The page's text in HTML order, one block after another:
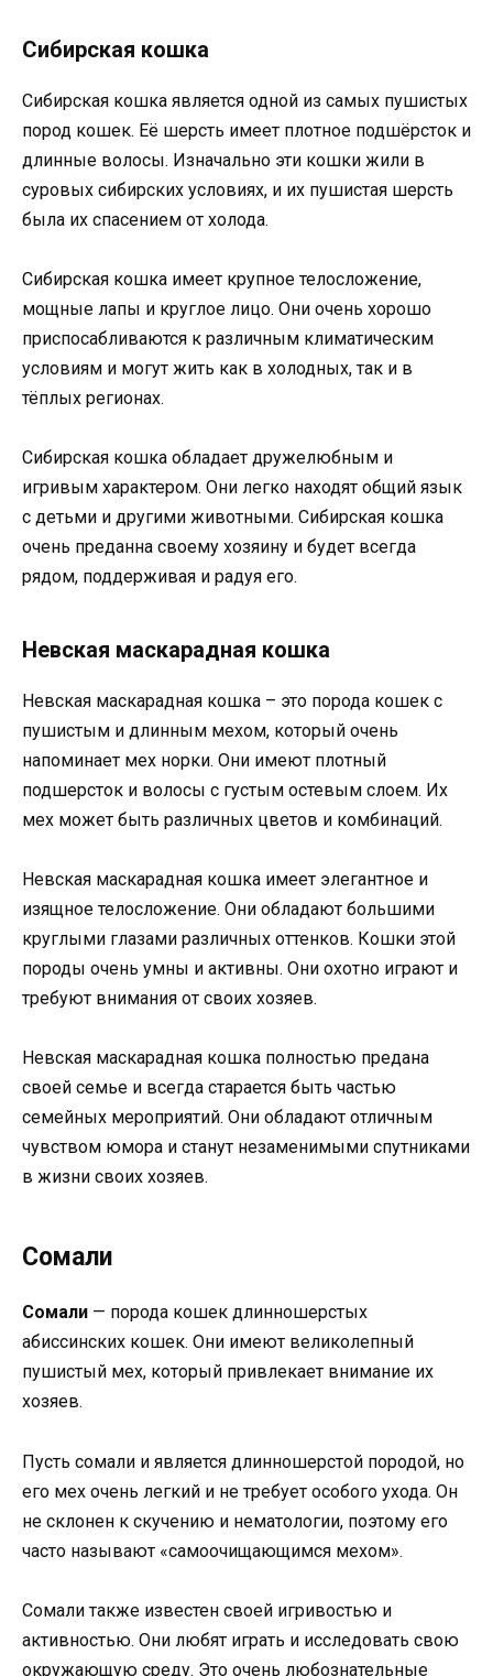
Сибирская кошка
Сибирская кошка является одной из самых пушистых
пород кошек. Её шерсть имеет плотное подшёрсток и
длинные волосы. Изначально эти кошки жили в
суровых сибирских условиях, и их пушистая шерсть
была их спасением от холода.
Сибирская кошка имеет крупное телосложение,
мощные лапы и круглое лицо. Они очень хорошо
приспосабливаются к различным климатическим
условиям и могут жить как в холодных, так и в
тёплых регионах.
Сибирская кошка обладает дружелюбным и
игривым характером. Они легко находят общий язык
с детьми и другими животными. Сибирская кошка
очень преданна своему хозяину и будет всегда
рядом, поддерживая и радуя его.
Невская маскарадная кошка
Невская маскарадная кошка – это порода кошек с
пушистым и длинным мехом, который очень
напоминает мех норки. Они имеют плотный
подшерсток и волосы с густым остевым слоем. Их
мех может быть различных цветов и комбинаций.
Невская маскарадная кошка имеет элегантное и
изящное телосложение. Они обладают большими
круглыми глазами различных оттенков. Кошки этой
породы очень умны и активны. Они охотно играют и
требуют внимания от своих хозяев.
Невская маскарадная кошка полностью предана
своей семье и всегда старается быть частью
семейных мероприятий. Они обладают отличным
чувством юмора и станут незаменимыми спутниками
в жизни своих хозяев.
Сомали
Сомали — порода кошек длинношерстых
абиссинских кошек. Они имеют великолепный
пушистый мех, который привлекает внимание их
хозяев.
Пусть сомали и является длинношерстой породой, но
его мех очень легкий и не требует особого ухода. Он
не склонен к скучению и нематологии, поэтому его
часто называют «самоочищающимся мехом».
Сомали также известен своей игривостью и
активностью. Они любят играть и исследовать свою
окружающую среду. Это очень любознательные